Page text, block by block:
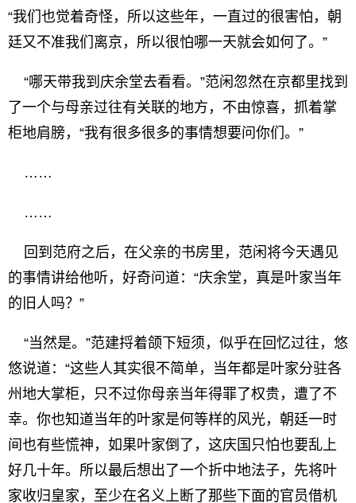
“我们也觉着奇怪，所以这些年，一直过的很害怕，朝
廷又不准我们离京，所以很怕哪一天就会如何了。”
“哪天带我到庆余堂去看看。”范闲忽然在京都里找到
了一个与母亲过往有关联的地方，不由惊喜，抓着掌
柜地肩膀，“我有很多很多的事情想要问你们。”
……
……
回到范府之后，在父亲的书房里，范闲将今天遇见
的事情讲给他听，好奇问道：“庆余堂，真是叶家当年
的旧人吗？”
“当然是。”范建捋着颌下短须，似乎在回忆过往，悠
悠说道：“这些人其实很不简单，当年都是叶家分驻各
州地大掌柜，只不过你母亲当年得罪了权贵，遭了不
幸。你也知道当年的叶家是何等样的风光，朝廷一时
间也有些慌神，如果叶家倒了，这庆国只怕也要乱上
好几十年。所以最后想出了一个折中地法子，先将叶
家收归皇家，至少在名义上断了那些下面的官员借机